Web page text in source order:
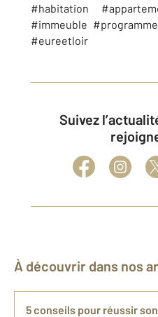
#habitation
#immeuble
#eureetloir
Suivez l’actualité immobilière et
À découvrir dans nos
5 conseils pour réussir